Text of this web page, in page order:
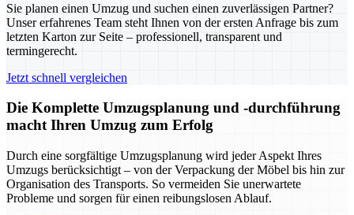
Sie planen einen Umzug und suchen einen zuverlässigen Partner?
Unser erfahrenes Team steht Ihnen von der ersten Anfrage bis zum
letzten Karton zur Seite – professionell, transparent und
termingerecht.
Jetzt schnell vergleichen
Die Komplette Umzugsplanung und -durchführung
macht Ihren Umzug zum Erfolg
Durch eine sorgfältige Umzugsplanung wird jeder Aspekt Ihres
Umzugs berücksichtigt – von der Verpackung der Möbel bis hin zur
Organisation des Transports. So vermeiden Sie unerwartete
Probleme und sorgen für einen reibungslosen Ablauf.